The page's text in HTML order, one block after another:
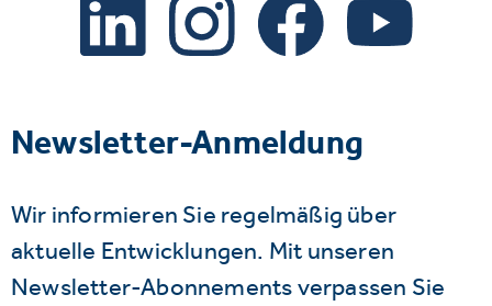
Newsletter-Anmeldung
Wir informieren Sie regelmäßig über
aktuelle Entwicklungen. Mit unseren
Newsletter-Abonnements verpassen Sie